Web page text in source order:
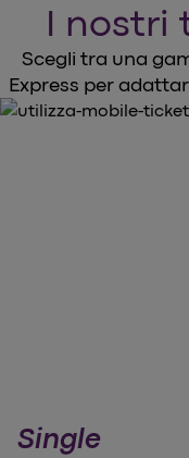
I nostri
Scegli tra una
Express per
Single